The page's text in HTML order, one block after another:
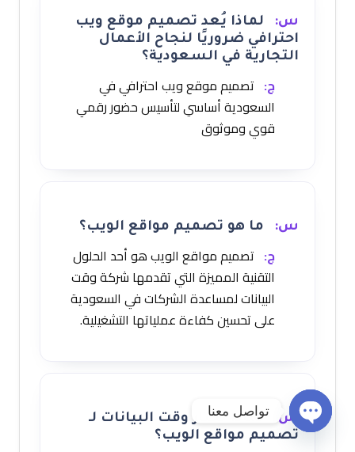
س:
لماذا يُعد تصميم موقع ويب
احترافي ضروريًا لنجاح الأعمال
التجارية في السعودية؟
ج: تصميم موقع ويب احترافي في
السعودية أساسي لتأسيس حضور رقمي
قوي وموثوق
س: ما هو تصميم مواقع الويب؟
ج: تصميم مواقع الويب هو أحد الحلول
التقنية المميزة التي تقدمها شركة وقت
البيانات لمساعدة الشركات في السعودية
على تحسين كفاءة عملياتها التشغيلية.
س:
لماذا تختار وقت البيانات لـ
تصميم مواقع الويب؟
تواصل معنا
Open chaty